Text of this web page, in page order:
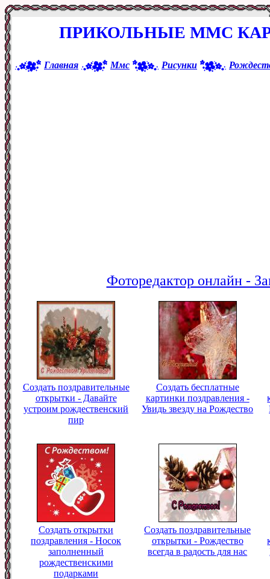
ПРИКОЛЬНЫЕ ММС
Главная Ммс Рисунки
Фоторедактор онлайн -
Создать поздравительные
открытки - Давайте
устроим рождественский
пир
Создать бесплатные
картинки поздравления -
Увидь звезду на Рождество
Создать открытки
поздравления - Носок
заполненный
рождественскими
подарками
Создать поздравительные
открытки - Рождество
всегда в радость для нас